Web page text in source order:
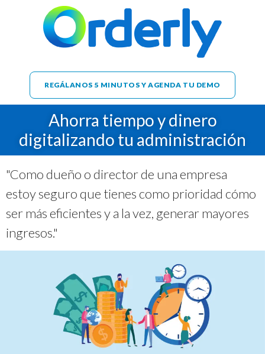
REGÁLANOS 5 MINUTOS Y AGENDA TU DEMO
Ahorra tiempo y dinero
digitalizando tu administración
"Como dueño o director de una empresa
estoy seguro que tienes como prioridad cómo
ser más eficientes y a la vez, generar mayores
ingresos."